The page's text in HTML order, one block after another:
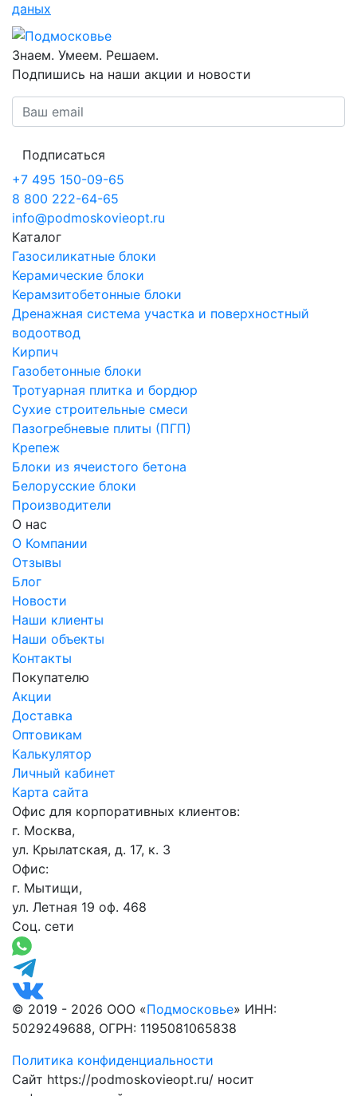
даных
Знаем. Умеем. Решаем.
Подпишись на наши акции и новости
Подписаться
+7 495 150-09-65
8 800 222-64-65
info@podmoskovieopt.ru
Каталог
Газосиликатные блоки
Керамические блоки
Керамзитобетонные блоки
Дренажная система участка и поверхностный
водоотвод
Кирпич
Газобетонные блоки
Тротуарная плитка и бордюр
Сухие строительные смеси
Пазогребневые плиты (ПГП)
Крепеж
Блоки из ячеистого бетона
Белорусские блоки
Производители
О нас
О Компании
Отзывы
Блог
Новости
Наши клиенты
Наши объекты
Контакты
Покупателю
Акции
Доставка
Оптовикам
Калькулятор
Личный кабинет
Карта сайта
Офис для корпоративных клиентов:
г. Москва,
ул. Крылатская, д. 17, к. 3
Офис:
г. Мытищи,
ул. Летная 19 оф. 468
Соц. сети
© 2019 - 2026 ООО «Подмосковье» ИНН:
5029249688, ОГРН: 1195081065838
Политика конфиденциальности
Сайт https://podmoskovieopt.ru/ носит